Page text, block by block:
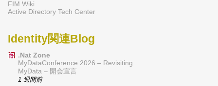
FIM Wiki
Active Directory Tech Center
Identity関連Blog
.Nat Zone
MyDataConference 2026 – Revisiting
MyData – 開会宣言
1 週間前